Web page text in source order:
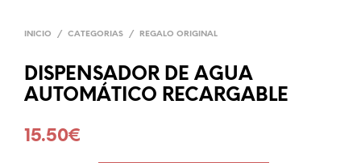
INICIO / CATEGORIAS / REGALO ORIGINAL
DISPENSADOR DE AGUA
AUTOMÁTICO RECARGABLE
15.50€